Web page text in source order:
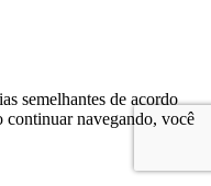
semelhantes de acordo
continuar navegando, você